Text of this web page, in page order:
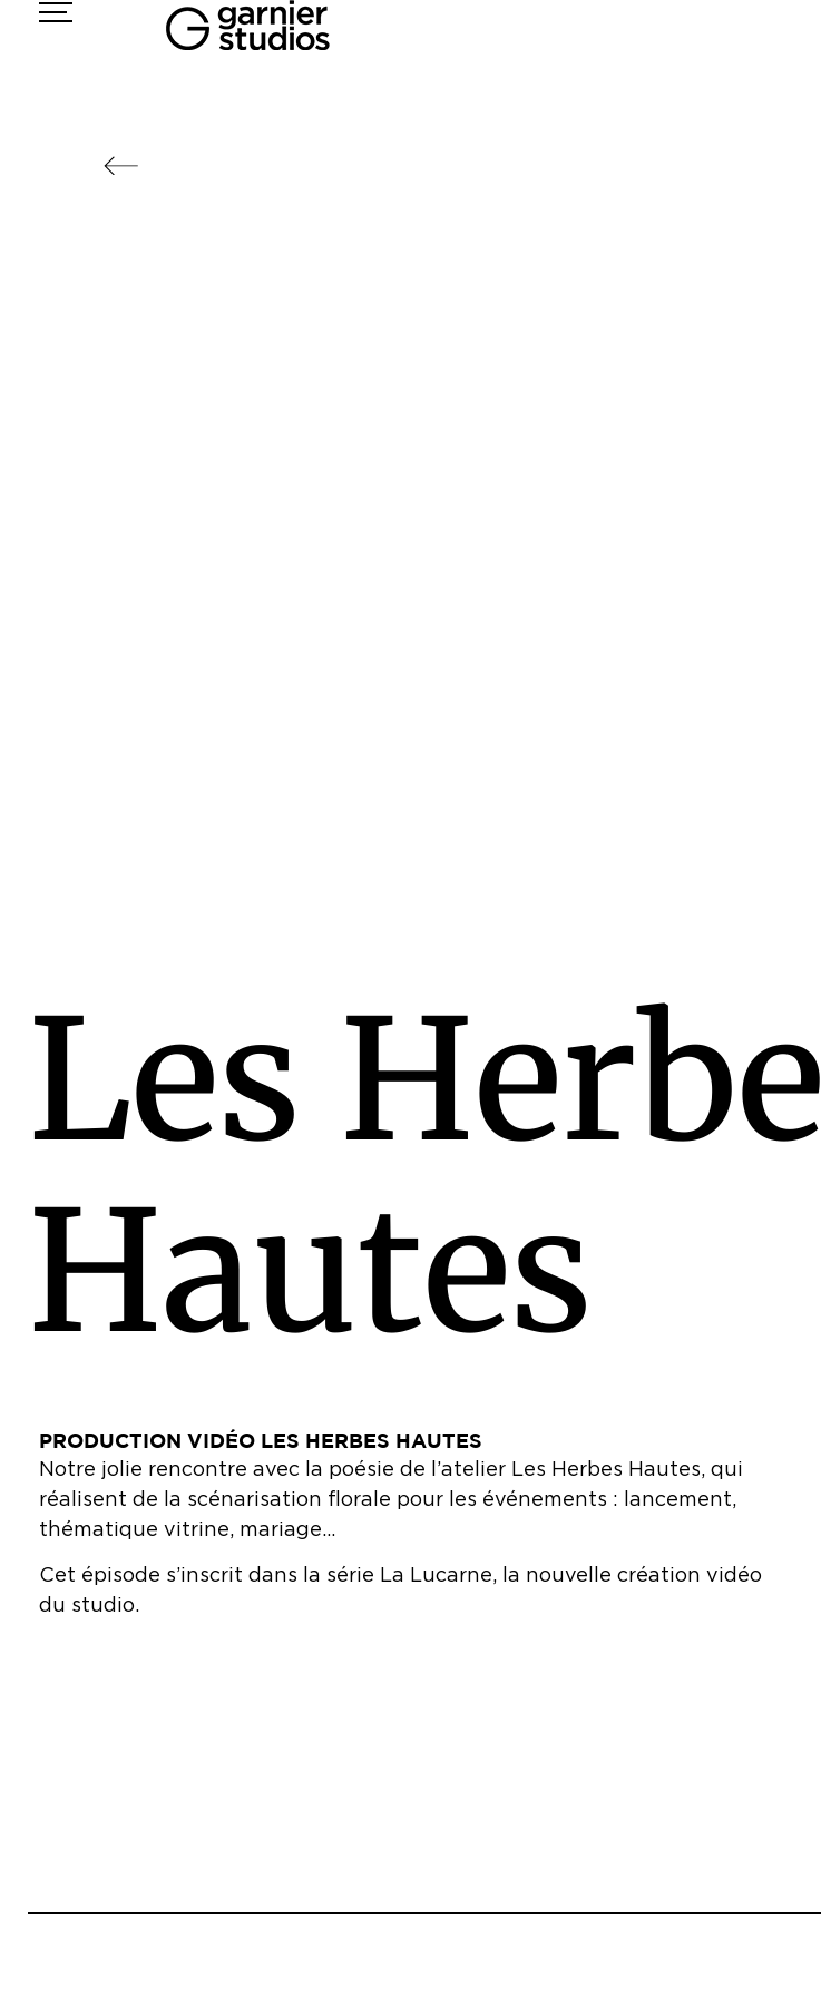
Les Herbe
Hautes
PRODUCTION VIDÉO LES HERBES HAUTES
Notre jolie rencontre avec la poésie de l’atelier Les Herbes Hautes, qui
réalisent de la scénarisation florale pour les événements : lancement,
thématique vitrine, mariage…
Cet épisode s’inscrit dans la série La Lucarne, la nouvelle création vidéo
du studio.
Panneau de gestion des cookies